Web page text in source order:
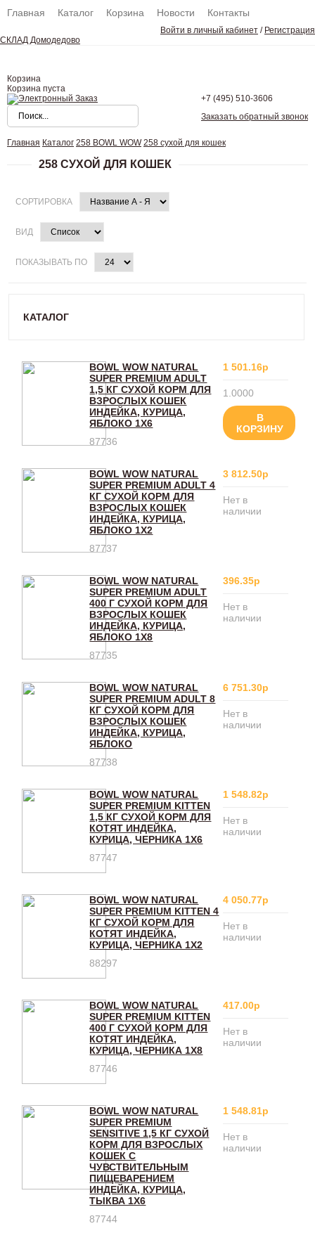
Главная Каталог Корзина Новости Контакты
Войти в личный кабинет / Регистрация
СКЛАД Домодедово
Корзина
Корзина пуста
+7 (495) 510-3606
Заказать обратный звонок
Главная Каталог 258 BOWL WOW 258 сухой для кошек
258 СУХОЙ ДЛЯ КОШЕК
СОРТИРОВКА
ВИД
ПОКАЗЫВАТЬ ПО
КАТАЛОГ
BOWL WOW NATURAL
SUPER PREMIUM ADULT
1,5 КГ СУХОЙ КОРМ ДЛЯ
ВЗРОСЛЫХ КОШЕК
ИНДЕЙКА, КУРИЦА,
ЯБЛОКО 1Х6
87736
1 501.16р
1.0000
В
КОРЗИНУ
BOWL WOW NATURAL
SUPER PREMIUM ADULT 4
КГ СУХОЙ КОРМ ДЛЯ
ВЗРОСЛЫХ КОШЕК
ИНДЕЙКА, КУРИЦА,
ЯБЛОКО 1Х2
87737
3 812.50р
Нет в
наличии
BOWL WOW NATURAL
SUPER PREMIUM ADULT
400 Г СУХОЙ КОРМ ДЛЯ
ВЗРОСЛЫХ КОШЕК
ИНДЕЙКА, КУРИЦА,
ЯБЛОКО 1Х8
87735
396.35р
Нет в
наличии
BOWL WOW NATURAL
SUPER PREMIUM ADULT 8
КГ СУХОЙ КОРМ ДЛЯ
ВЗРОСЛЫХ КОШЕК
ИНДЕЙКА, КУРИЦА,
ЯБЛОКО
87738
6 751.30р
Нет в
наличии
BOWL WOW NATURAL
SUPER PREMIUM KITTEN
1,5 КГ СУХОЙ КОРМ ДЛЯ
КОТЯТ ИНДЕЙКА,
КУРИЦА, ЧЕРНИКА 1Х6
87747
1 548.82р
Нет в
наличии
BOWL WOW NATURAL
SUPER PREMIUM KITTEN 4
КГ СУХОЙ КОРМ ДЛЯ
КОТЯТ ИНДЕЙКА,
КУРИЦА, ЧЕРНИКА 1Х2
88297
4 050.77р
Нет в
наличии
BOWL WOW NATURAL
SUPER PREMIUM KITTEN
400 Г СУХОЙ КОРМ ДЛЯ
КОТЯТ ИНДЕЙКА,
КУРИЦА, ЧЕРНИКА 1Х8
87746
417.00р
Нет в
наличии
BOWL WOW NATURAL
SUPER PREMIUM
SENSITIVE 1,5 КГ СУХОЙ
КОРМ ДЛЯ ВЗРОСЛЫХ
КОШЕК С
ЧУВСТВИТЕЛЬНЫМ
ПИЩЕВАРЕНИЕМ
ИНДЕЙКА, КУРИЦА,
ТЫКВА 1Х6
87744
1 548.81р
Нет в
наличии